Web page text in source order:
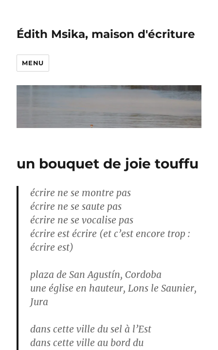
Édith Msika, maison d'écriture
MENU
un bouquet de joie touffu
écrire ne se montre pas
écrire ne se saute pas
écrire ne se vocalise pas
écrire est écrire (et c’est encore trop :
écrire est)
plaza de San Agustín, Cordoba
une église en hauteur, Lons le Saunier,
Jura
dans cette ville du sel à l’Est
dans cette ville au bord du